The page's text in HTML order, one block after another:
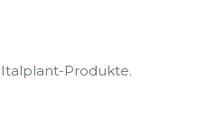
Produkte.